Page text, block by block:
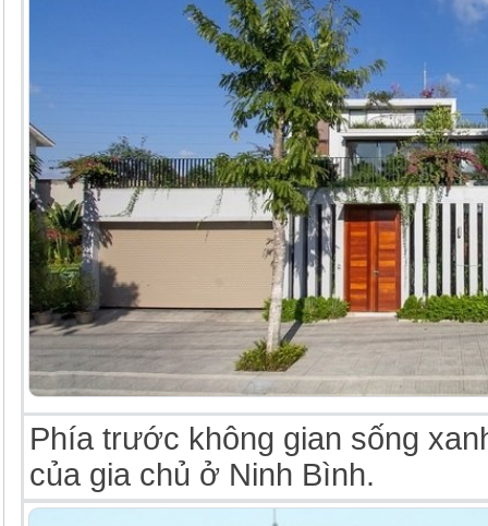
Phía trước không gian sống
của gia chủ ở Ninh Bình.